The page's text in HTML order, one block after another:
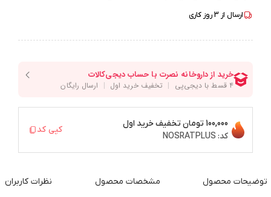
ارسال از 3روز کاری
100,000 تومان
تخفیف خرید اول
کد: NOSRATPLUS
کپی کد
توضیحات محصول مشخصات محصول نظرات کاربران